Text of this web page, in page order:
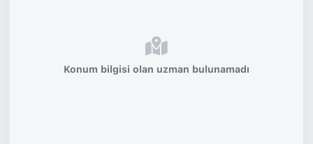
Konum bilgisi olan uzman bulunamadı